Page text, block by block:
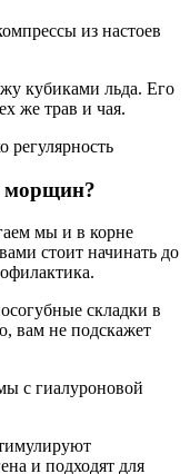
из настоев
кубиками льда. Его
же трав и чая.
регулярность
морщин?
мы и в корне
стоит начинать до
складки в
вам не подскажет
с гиалуроновой
и подходят для